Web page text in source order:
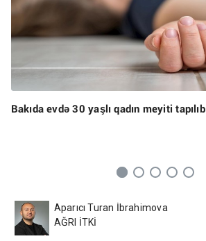
Bakıda evdə 30 yaşlı qadın meyiti tapılıb
Aparıcı Turan İbrahimova
AĞRI İTKİ